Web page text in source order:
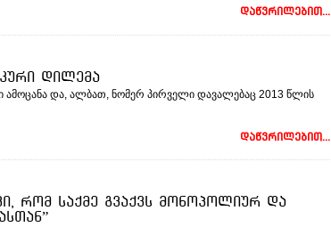
დაწვრილებით...
დილემა
და, ალბათ, ნომერ პირველი დავალებაც 2013 წლის
დაწვრილებით...
რომ საქმე გვაქვს მონოპოლიურ და